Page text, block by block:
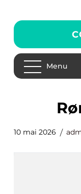
Menu
10 mai 2026